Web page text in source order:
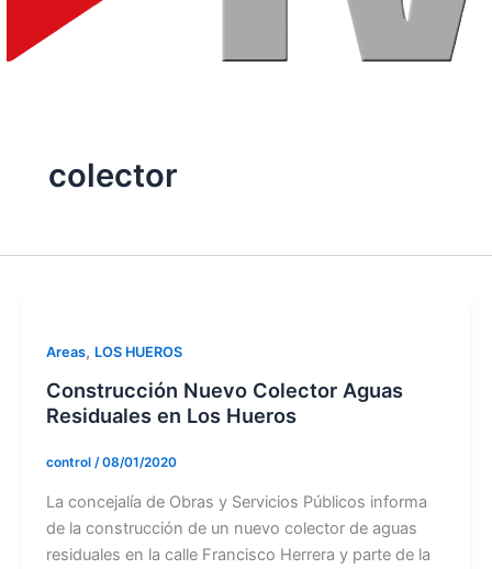
colector
Areas, LOS HUEROS
Construcción Nuevo Colector Aguas
Residuales en Los Hueros
control /08/01/2020
La concejalía de Obras y Servicios Públicos informa
de la construcción de un nuevo colector de aguas
residuales en la calle Francisco Herrera y parte de la